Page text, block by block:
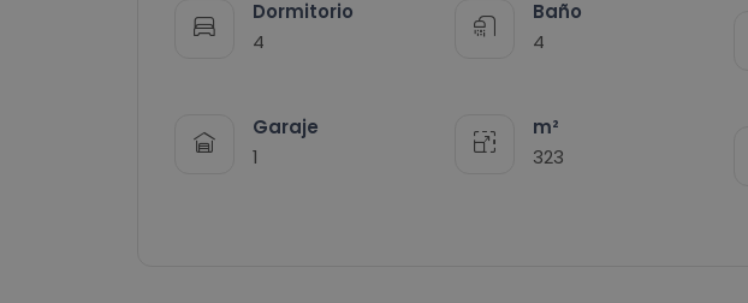
Dormitorio
4
Baño
4
Garaje
1
m²
323